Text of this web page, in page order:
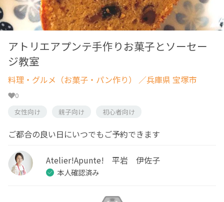
アトリエアプンテ手作りお菓子とソーセー
ジ教室
料理・グルメ（お菓子・パン作り） ／兵庫県 宝塚市
0
女性向け
親子向け 初心者向け
ご都合の良い日にいつでもご予約できます
Atelier!Apunte! 平岩 伊佐子
本人確認済み